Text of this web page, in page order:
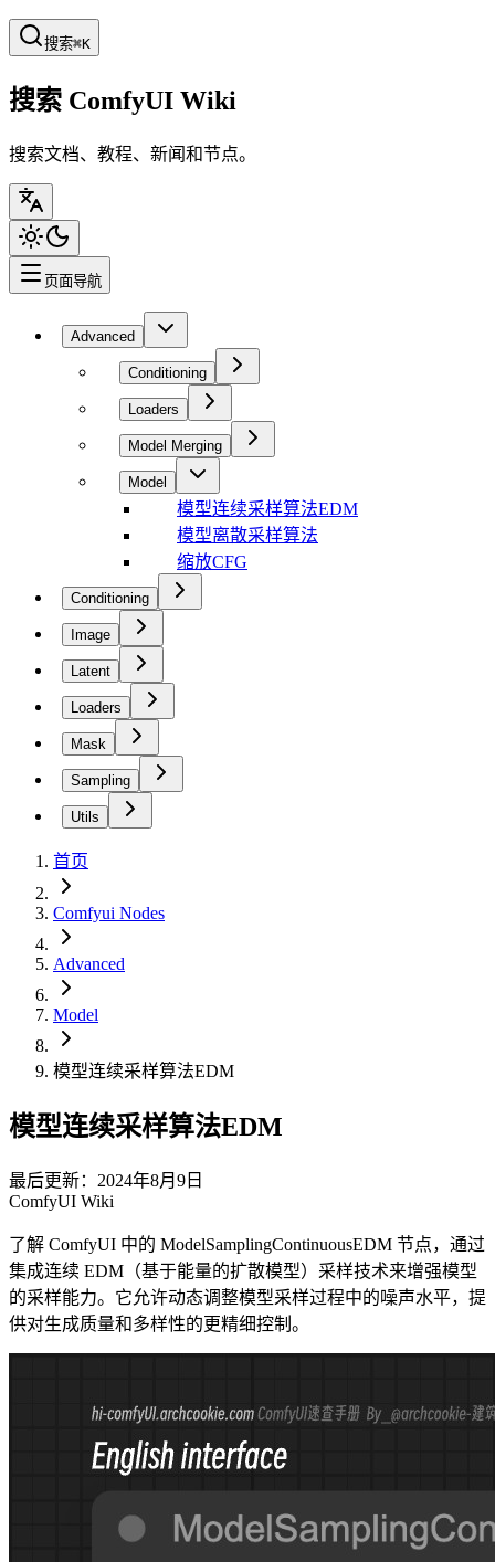
搜索⌘K
搜索 ComfyUI Wiki
搜索文档、教程、新闻和节点。
页面导航
Advanced
Conditioning
Loaders
Model Merging
Model
模型连续采样算法EDM
模型离散采样算法
缩放CFG
Conditioning
Image
Latent
Loaders
Mask
Sampling
Utils
首页
Comfyui Nodes
Advanced
Model
模型连续采样算法EDM
模型连续采样算法EDM
最后更新：2024年8月9日
ComfyUI Wiki
了解 ComfyUI 中的 ModelSamplingContinuousEDM 节点，通过
集成连续 EDM（基于能量的扩散模型）采样技术来增强模型
的采样能力。它允许动态调整模型采样过程中的噪声水平，提
供对生成质量和多样性的更精细控制。